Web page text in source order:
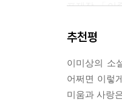
투쟁임을 알았
---「티나지
하드보일드
표제작 「이
피해자와 가
마땅하다고
추천평
이미상의 소
어쩌면 이렇
미움과 사랑